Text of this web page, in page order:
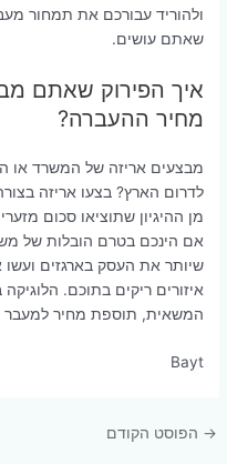
ולהוריד עבורכם את תמחור
שאתם עושים.
איך הפירוק שאתם
מחיר ההעברה?
מבצעים אריזה של המשרד או
לדרום הארץ? בצעו אריזה
מן ההיגיון שתוציאו סכום
אם הינכם בטרם הובלות של
שיותר את העסק בארגזים
איזורים ריקים בתוכם.
המשאית, תוספת מחיר למעבר
Bayt
Post
→ הפוסט הקודם